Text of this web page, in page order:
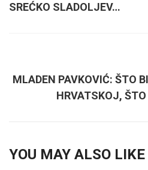
SREĆKO SLADOLJEV…
MLADEN PAVKOVIĆ: ŠTO
HRVATSKOJ,
YOU MAY ALSO LIKE